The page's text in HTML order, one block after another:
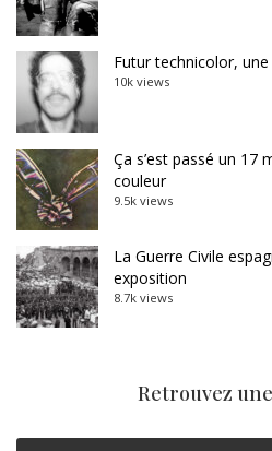
Futur technicolor,
10k views
Ça s’est passé un 17
couleur
9.5k views
La Guerre Civile
exposition
8.7k views
Retrouvez